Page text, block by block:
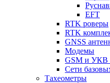
EFT
RTK роверы
RTK
GNSS
Модемы
GSM и УКВ
Сети
Тахеометры